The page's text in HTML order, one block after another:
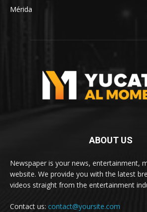
Mérida
ABOUT US
Newspaper is your news, entertainment,
website. We provide you with the latest
videos straight from the entertainment
Contact us: contact@yoursite.com